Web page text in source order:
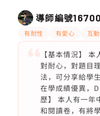
導師編號
有耐性 有愛心 互
【基本情況】
對耐心，對題目
法，可分享給學
在學成績優異，
歷】 本人有一年
和閱讀卷，有將